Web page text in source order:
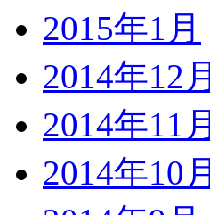
2015年1月
2014年12月
2014年11月
2014年10月